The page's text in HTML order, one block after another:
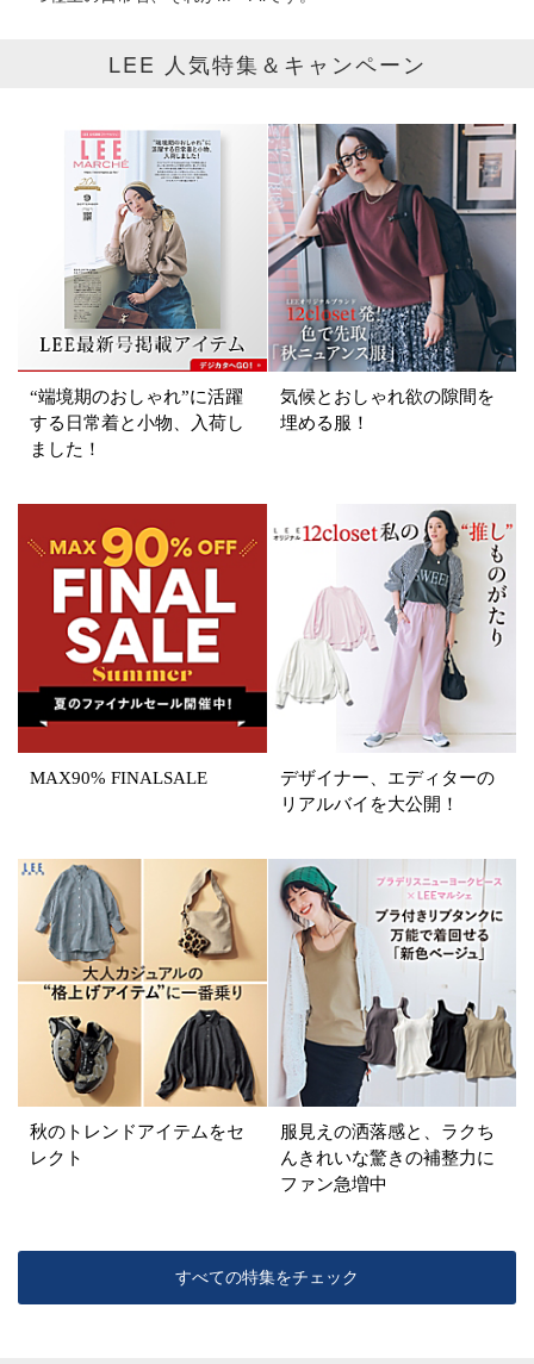
円～ 円
表示オプション
すべて 新着
SALE商品 予約品
再入荷 ラスト1
カラー
ブラック グレー
ベージュ ブラウン オレンジ
イエロー ピンク
シルバー マルチ
LEE 人気特集＆キャンペーン
“端境期のおしゃれ”に活躍
する日常着と小物、入荷し
ました！
気候とおしゃれ欲の隙間を
埋める服！
MAX90% FINALSALE
デザイナー、エディターの
リアルバイを大公開！
秋のトレンドアイテムをセ
レクト
服見えの洒落感と、ラクち
んきれいな驚きの補整力に
ファン急増中
すべての特集をチェック